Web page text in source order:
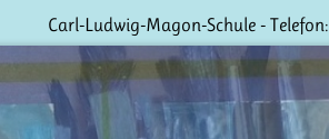
Carl-Ludwig-Magon-Schule - Telefon: